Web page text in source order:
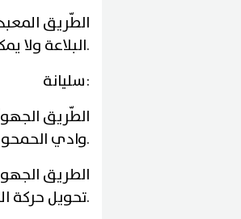
الطّريق
البلاعة ولا.
سليانة:
وادي.
تحويل حركة المرور.